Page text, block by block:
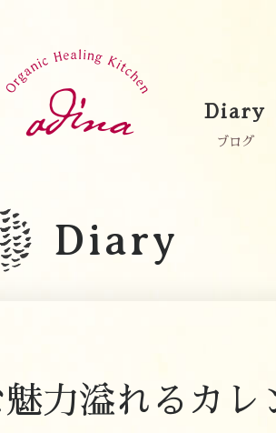
Diary
ブログ
Diary
力溢れるカレ